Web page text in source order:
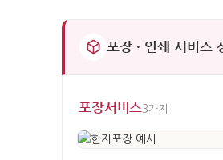
포장 · 인쇄 서비스
포장서비스 3가지